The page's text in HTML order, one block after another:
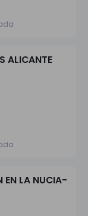
ALICANTE
EN LA NUCIA-